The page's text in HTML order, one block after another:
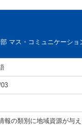
マス・コミュニケーショ
報の類別に地域資源が与